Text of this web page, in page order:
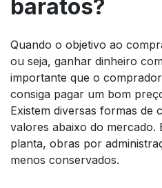
baratos?
Quando o objetivo ao
ou seja, ganhar dinheiro
importante que o
consiga pagar um bom
Existem diversas formas de
valores abaixo do mercado.
planta, obras por
menos conservados.